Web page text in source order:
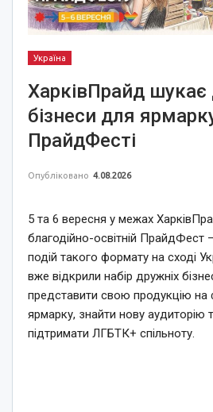
Україна
ХарківПрайд шукає
бізнеси для
ПрайдФесті
Опубліковано 4.08.2026
5 та 6 вересня у межах
благодійно-освітній ПрайдФест
подій такого формату на сході
вже відкрили набір дружніх
представити свою продукцію на
ярмарку, знайти нову аудиторію
підтримати ЛГБТК+ спільноту.